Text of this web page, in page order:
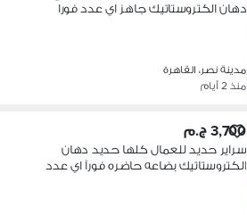
دهان الكتروستاتيك جاهز اي عدد فورا
مدينة نصر، القاهرة
منذ 2 أيام
3,700 ج.م
سراير حديد للعمال كلها حديد دهان
الكتروستاتيك بضاعه حاضره فورآ اي عدد